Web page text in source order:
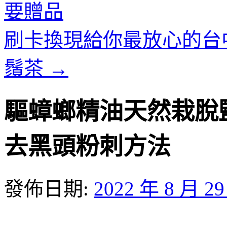
要贈品
刷卡換現給你最放心的
鬚茶 →
驅蟑螂精油天然栽
去黑頭粉刺方法
發佈日期: 2022 年 8 月